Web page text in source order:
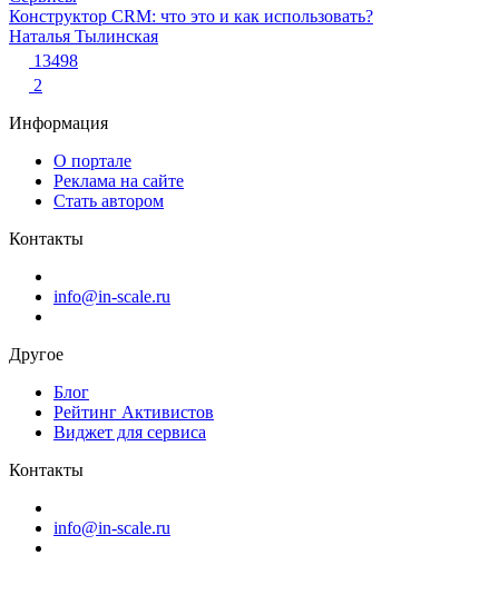
Конструктор CRM: что это и как использовать?
Наталья Тылинская
13498
2
Информация
О портале
Реклама на сайте
Стать автором
Контакты
info@in-scale.ru
Другое
Блог
Рейтинг Активистов
Виджет для сервиса
Контакты
info@in-scale.ru